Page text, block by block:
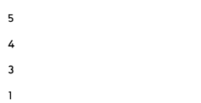
5
4
3
1